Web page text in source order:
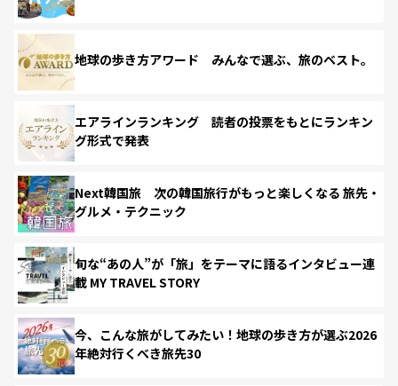
地球の歩き方アワード みんなで選ぶ、旅のベスト。
エアラインランキング 読者の投票をもとにランキン
グ形式で発表
Next韓国旅 次の韓国旅行がもっと楽しくなる 旅先・
グルメ・テクニック
旬な“あの人”が「旅」をテーマに語るインタビュー連
載 MY TRAVEL STORY
今、こんな旅がしてみたい！地球の歩き方が選ぶ2026
年絶対行くべき旅先30